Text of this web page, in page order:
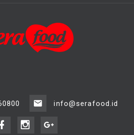
info@serafood.id